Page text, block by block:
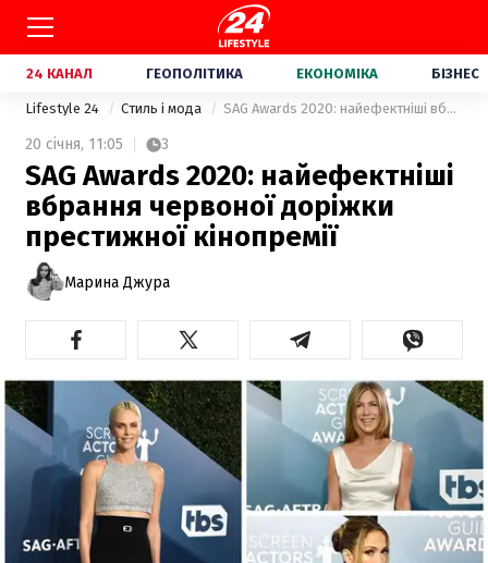
24 КАНАЛ ГЕОПОЛІТИКА ЕКОНОМІКА БІЗНЕС
Lifestyle 24 Стиль і мода SAG Awards 2020: найефектніші вбрання червоної доріжки престижної кінопремії
20 січня, 11:05 3
SAG Awards 2020: найефектніші
вбрання червоної доріжки
престижної кінопремії
Марина Джура